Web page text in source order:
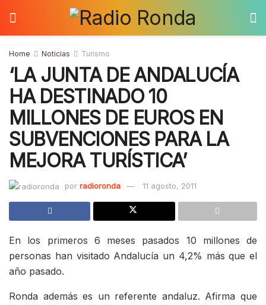
Home Noticias Turismo
‘LA JUNTA DE ANDALUCÍA
HA DESTINADO 10
MILLONES DE EUROS EN
SUBVENCIONES PARA LA
MEJORA TURÍSTICA’
por radioronda 11 agosto, 2011
En los primeros 6 meses pasados 10 millones de
personas han visitado Andalucía un 4,2% más que el
año pasado.
Ronda además es un referente andaluz. Afirma que